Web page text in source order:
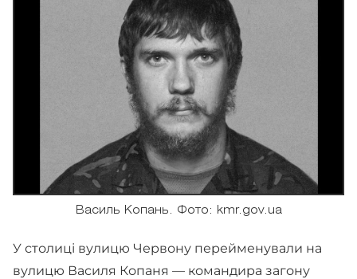
Василь Копань. Фото: kmr.gov.ua
У столиці вулицю Червону перейменували на
вулицю Василя Копаня — командира загону